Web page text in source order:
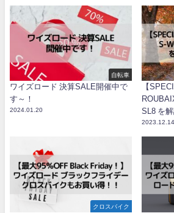
自転車
ワイズロード 決算SALE開催中で
す～！
2024.01.20
【
SL8 を
2023.12.14
クロスバイク